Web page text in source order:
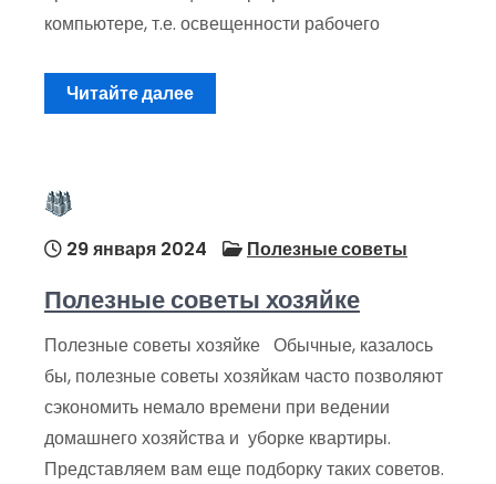
компьютере, т.е. освещенности рабочего
Читайте далее
29 января 2024 Полезные советы
Полезные советы хозяйке
Полезные советы хозяйке Обычные, казалось
бы, полезные советы хозяйкам часто позволяют
сэкономить немало времени при ведении
домашнего хозяйства и уборке квартиры.
Представляем вам еще подборку таких советов.